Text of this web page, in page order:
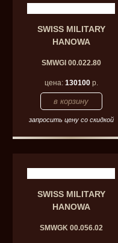
SWISS MILITARY
HANOWA
SMWGI 00.022.80
цена: 130100р.
запросить цену со скидкой
SWISS MILITARY
HANOWA
SMWGK 00.056.02